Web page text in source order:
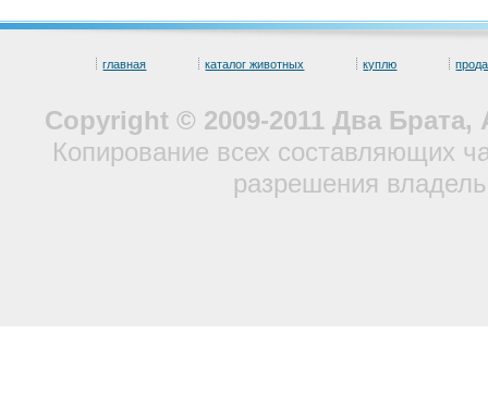
главная каталог животных куплю
Copyright © 2009-2011 Два
Копирование всех составляющих
разрешения